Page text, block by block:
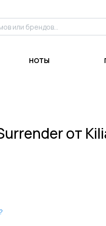
НОТЫ
от